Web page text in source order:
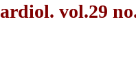
vol.29